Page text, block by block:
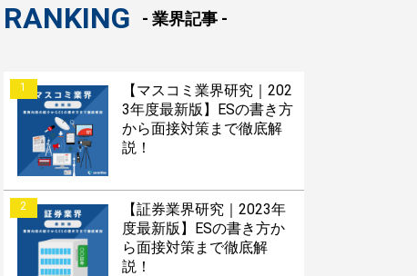
RANKING - 業界記事 -
1
【マスコミ業界研究｜202
3年度最新版】ESの書き方
から面接対策まで徹底解
説！
2
【証券業界研究｜2023年
度最新版】ESの書き方か
ら面接対策まで徹底解
説！